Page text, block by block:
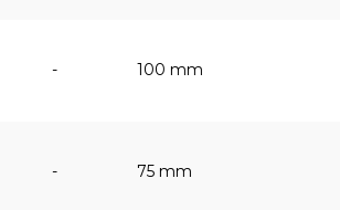
- 100 mm
- 75 mm